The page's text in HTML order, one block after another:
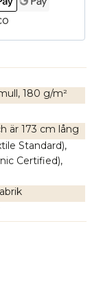
180 g/m²
är 173 cm lång
Standard),
Certified),